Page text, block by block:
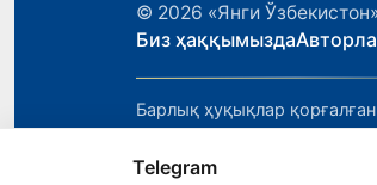
© 2026 «Янги
Биз ҳаққымызда
Барлық ҳуқықлар
Telegram